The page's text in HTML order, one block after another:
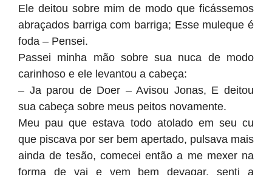
Ele deitou sobre mim de modo que ficássemos
abraçados barriga com barriga; Esse muleque é
foda – Pensei.
Passei minha mão sobre sua nuca de modo
carinhoso e ele levantou a cabeça:
– Ja parou de Doer – Avisou Jonas, E deitou
sua cabeça sobre meus peitos novamente.
Meu pau que estava todo atolado em seu cu
que piscava por ser bem apertado, pulsava mais
ainda de tesão, comecei então a me mexer na
forma de vai e vem bem devagar, senti a